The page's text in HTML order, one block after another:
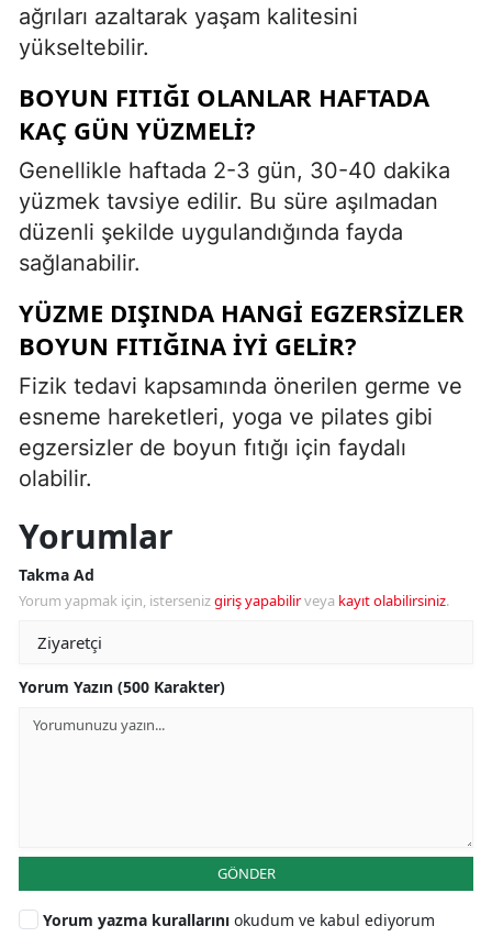
ağrıları azaltarak yaşam kalitesini
yükseltebilir.
BOYUN FITIĞI OLANLAR HAFTADA
KAÇ GÜN YÜZMELI?
Genellikle haftada 2-3 gün, 30-40 dakika
yüzmek tavsiye edilir. Bu süre aşılmadan
düzenli şekilde uygulandığında fayda
sağlanabilir.
YÜZME DIŞINDA HANGI EGZERSIZLER
BOYUN FITIĞINA IYI GELIR?
Fizik tedavi kapsamında önerilen germe ve
esneme hareketleri, yoga ve pilates gibi
egzersizler de boyun fıtığı için faydalı
olabilir.
Yorumlar
Takma Ad
Yorum yapmak için, istersenizgiriş yapabilirveya kayıt olabilirsiniz.
Yorum Yazın (500 Karakter)
GÖNDER
Yorum yazma kurallarını okudum ve kabul ediyorum